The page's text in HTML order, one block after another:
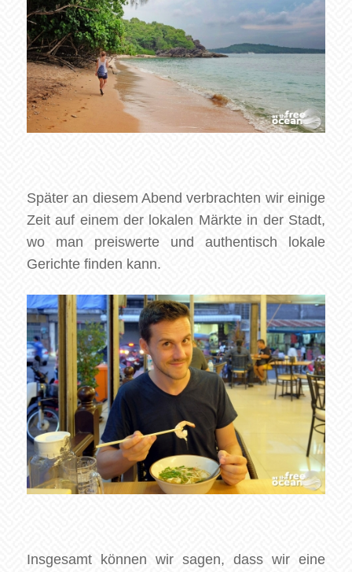
Später an diesem Abend verbrachten wir einige
Zeit auf einem der lokalen Märkte in der Stadt,
wo man preiswerte und authentisch lokale
Gerichte finden kann.
Insgesamt können wir sagen, dass wir eine